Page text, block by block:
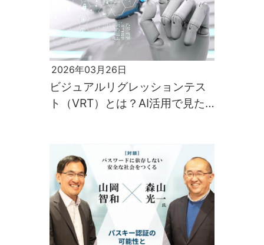
2026年03月26日
ビジュアルリグレッションテス
ト（VRT）とは？AI活用で見た